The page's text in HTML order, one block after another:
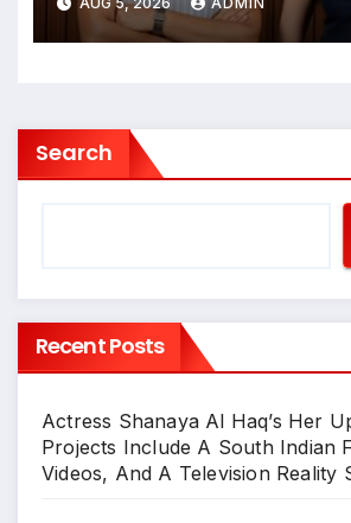
Inside Fresh
Search
Recent Posts
Actress Shanaya Al Haq’s Her
Projects Include A South Indian
Videos, And A Television Reality